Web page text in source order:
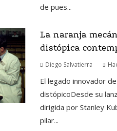
de pues...
La naranja
distópica
Diego Salvatierra
El legado innovador
distópicoDesde su
dirigida por Stanley
pilar...